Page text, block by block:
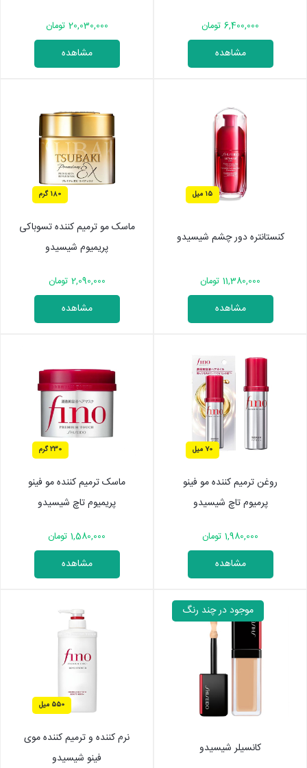
6,400,000 تومان
مشاهده
20,030,000 تومان
مشاهده
15 میل
کنستانتره دور چشم شیسیدو
11,380,000 تومان
مشاهده
180 گرم
ماسک مو ترمیم کننده تسوباکی
پریمیوم شیسیدو
2,090,000 تومان
مشاهده
70 میل
روغن ترمیم کننده مو فینو
پرمیوم تاچ شیسیدو
1,980,000 تومان
مشاهده
230 گرم
ماسک ترمیم کننده مو فینو
پریمیوم تاچ شیسیدو
1,580,000 تومان
مشاهده
موجود در چند رنگ
کانسیلر شیسیدو
550 میل
نرم کننده و ترمیم کننده موی
فینو شیسیدو